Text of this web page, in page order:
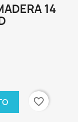
14
favorite_border